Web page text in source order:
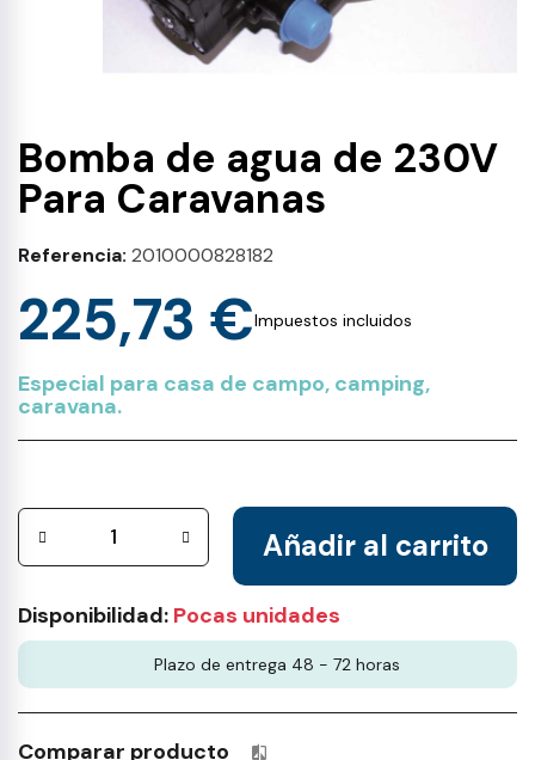
Bomba de agua de 230V
Para Caravanas
Referencia 2010000828182
225,73 €Impuestos incluidos
Especial para casa de campo, camping,
caravana.
Añadir al carrito
Disponibilidad: Pocas unidades
Plazo de entrega 48 - 72 horas
Comparar producto